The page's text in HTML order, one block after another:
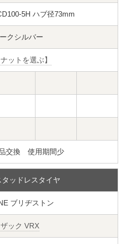
5H ハブ径73mm
クシルバー
ナットを選ぶ】
交換 使用期間少
ッドレスタイヤ
ブリヂストン
ック VRX